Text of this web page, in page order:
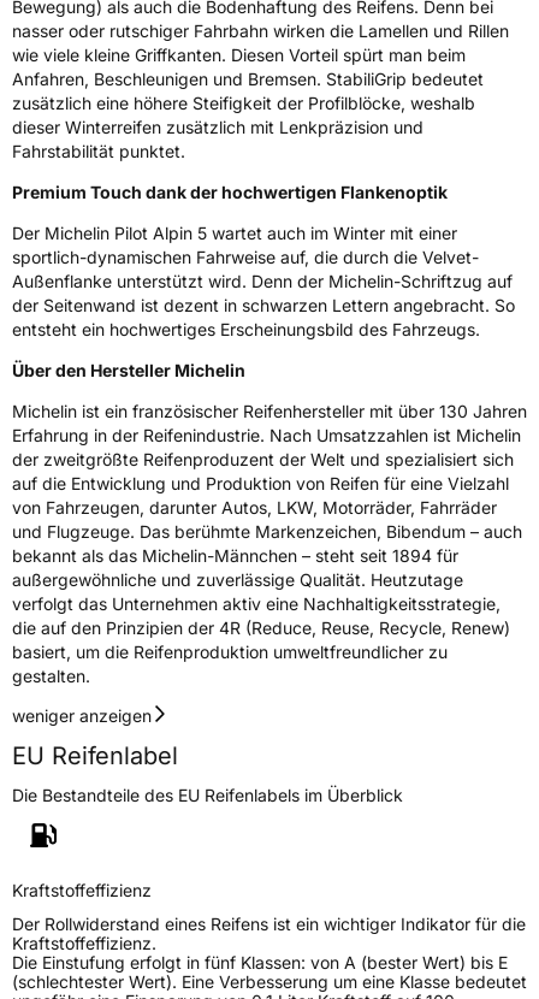
Bewegung) als auch die Bodenhaftung des Reifens. Denn bei
nasser oder rutschiger Fahrbahn wirken die Lamellen und Rillen
wie viele kleine Griffkanten. Diesen Vorteil spürt man beim
Anfahren, Beschleunigen und Bremsen. StabiliGrip bedeutet
zusätzlich eine höhere Steifigkeit der Profilblöcke, weshalb
dieser Winterreifen zusätzlich mit Lenkpräzision und
Fahrstabilität punktet.
Premium Touch dank der hochwertigen Flankenoptik
Der Michelin Pilot Alpin 5 wartet auch im Winter mit einer
sportlich-dynamischen Fahrweise auf, die durch die Velvet-
Außenflanke unterstützt wird. Denn der Michelin-Schriftzug auf
der Seitenwand ist dezent in schwarzen Lettern angebracht. So
entsteht ein hochwertiges Erscheinungsbild des Fahrzeugs.
Über den Hersteller Michelin
Michelin ist ein französischer Reifenhersteller mit über 130 Jahren
Erfahrung in der Reifenindustrie. Nach Umsatzzahlen ist Michelin
der zweitgrößte Reifenproduzent der Welt und spezialisiert sich
auf die Entwicklung und Produktion von Reifen für eine Vielzahl
von Fahrzeugen, darunter Autos, LKW, Motorräder, Fahrräder
und Flugzeuge. Das berühmte Markenzeichen, Bibendum – auch
bekannt als das Michelin-Männchen – steht seit 1894 für
außergewöhnliche und zuverlässige Qualität. Heutzutage
verfolgt das Unternehmen aktiv eine Nachhaltigkeitsstrategie,
die auf den Prinzipien der 4R (Reduce, Reuse, Recycle, Renew)
basiert, um die Reifenproduktion umweltfreundlicher zu
gestalten.
weniger anzeigen
EU Reifenlabel
Die Bestandteile des EU Reifenlabels im Überblick
Kraftstoffeffizienz
Der Rollwiderstand eines Reifens ist ein wichtiger Indikator für die
Kraftstoffeffizienz.
Die Einstufung erfolgt in fünf Klassen: von A (bester Wert) bis E
(schlechtester Wert). Eine Verbesserung um eine Klasse bedeutet